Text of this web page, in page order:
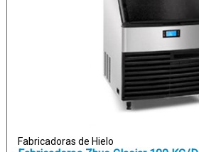
Fabricadoras de Hielo